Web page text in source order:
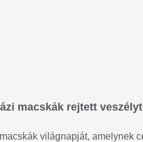
macskák rejtett
világnapját, amelynek